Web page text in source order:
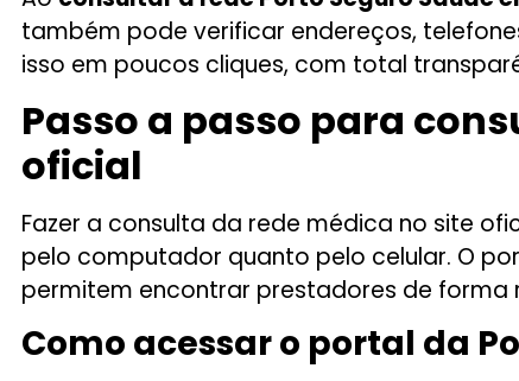
também pode verificar endereços,
isso em poucos cliques, com total
Passo a passo para
oficial
Fazer a consulta da rede médica no site
pelo computador quanto pelo celular. O
permitem encontrar prestadores de forma
Como acessar o portal da